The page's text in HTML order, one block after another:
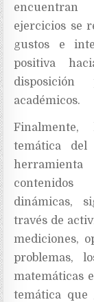
ejercicios se
gustos e
positiva
académicos.
Finalmente,
temática del
herramienta
contenidos
dinámicas,
través de
mediciones,
problemas,
matemáticas
temática que